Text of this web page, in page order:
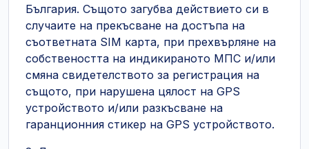
България. Същото загубва действието си в
случаите на прекъсване на достъпа на
съответната SIM карта, при прехвърляне на
собствеността на индикираното МПС и/или
смяна свидетелството за регистрация на
същото, при нарушена цялост на GPS
устройството и/или разкъсване на
гаранционния стикер на GPS устройството.